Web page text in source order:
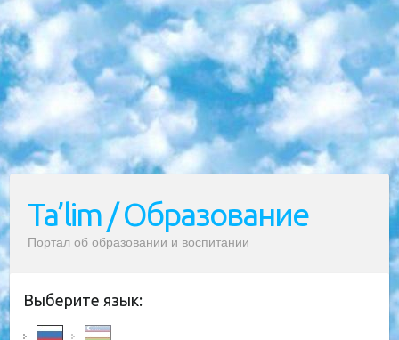
Ta’lim / Образование
Портал об образовании и воспитании
Выберите язык: